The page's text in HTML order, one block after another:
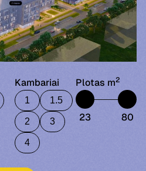
Kambariai
1 1.5
2 3
4
Plotas m2
23 80